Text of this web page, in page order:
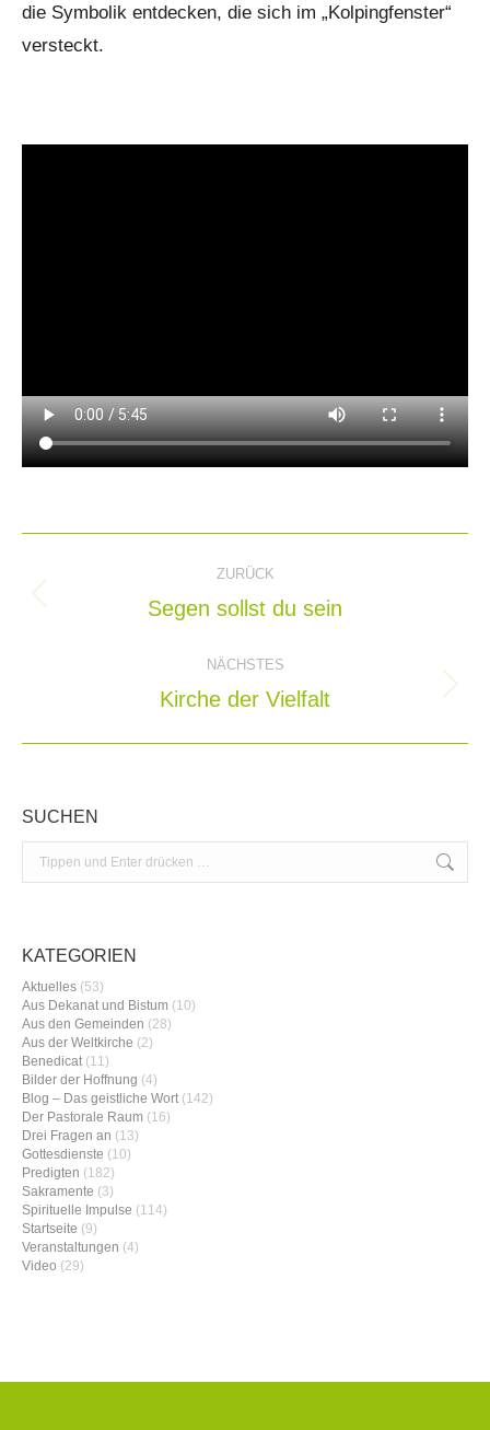
die Symbolik entdecken, die sich im „Kolpingfenster“
versteckt.
Kommentarnavigation
ZURÜCK
Vorheriger
Segen sollst du sein
NÄCHSTES
Nächster
Kirche der Vielfalt
SUCHEN
KATEGORIEN
Aktuelles (53)
Aus Dekanat und Bistum (10)
Aus den Gemeinden (28)
Aus der Weltkirche (2)
Benedicat(11)
Bilder der Hoffnung (4)
Blog – Das geistliche Wort(142)
Der Pastorale Raum (16)
Drei Fragen an (13)
Gottesdienste (10)
Predigten (182)
Sakramente (3)
Spirituelle Impulse (114)
Startseite (9)
Veranstaltungen (4)
Video (29)